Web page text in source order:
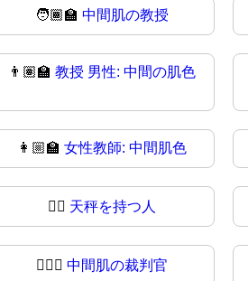
🧑🏾‍🏫 中間肌の教授
👨🏽‍🏫 教授 男性: 中間の肌色
👩🏼‍🏫 女性教師: 中間肌色
🧑‍⚖ 天秤を持つ人
🧑🏽‍⚖️ 中間肌の裁判官